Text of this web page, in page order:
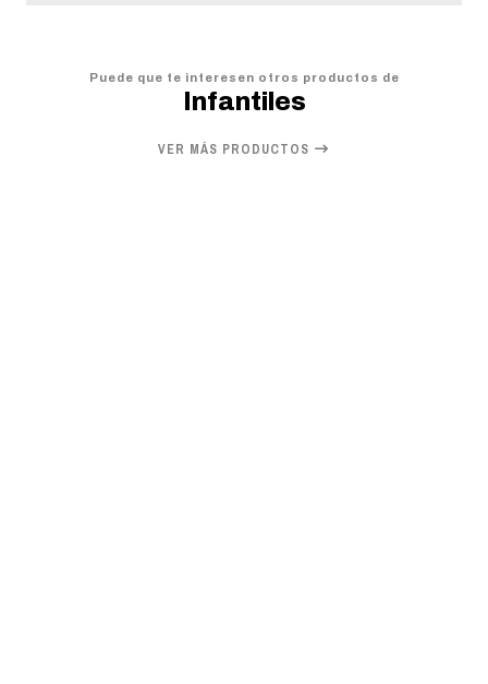
Puede que te interesen otros productos de
Infantiles
VER MÁS PRODUCTOS